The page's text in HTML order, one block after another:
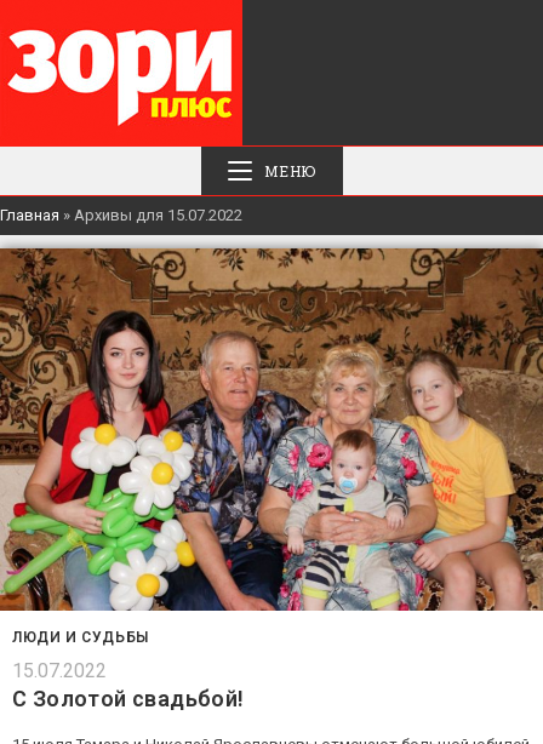
МЕНЮ
Главная » Архивы для 15.07.2022
ЛЮДИ И СУДЬБЫ
15.07.2022
С Золотой свадьбой!